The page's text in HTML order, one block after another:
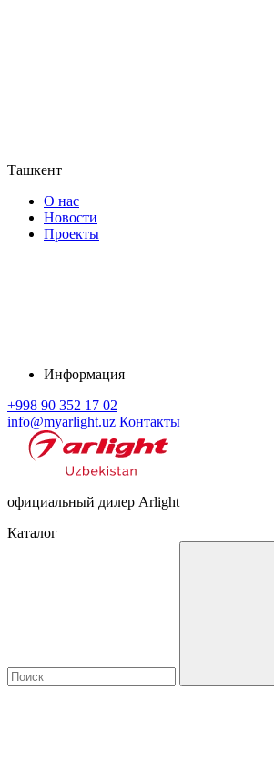
Ташкент
О нас
Новости
Проекты
Информация
+998 90 352 17 02
info@myarlight.uz Контакты
официальный дилер Arlight
Каталог